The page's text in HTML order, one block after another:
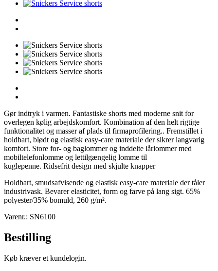
Gør indtryk i varmen. Fantastiske shorts med moderne snit for
overlegen kølig arbejdskomfort. Kombination af den helt rigtige
funktionalitet og masser af plads til firmaprofilering.. Fremstillet i
holdbart, blødt og elastisk easy-care materiale der sikrer langvarig
komfort. Store for- og baglommer og inddelte lårlommer med
mobiltelefonlomme og lettilgængelig lomme til
kuglepenne. Ridsefrit design med skjulte knapper
Holdbart, smudsafvisende og elastisk easy-care materiale der tåler
industrivask. Bevarer elasticitet, form og farve på lang sigt. 65%
polyester/35% bomuld, 260 g/m².
Varenr.: SN6100
Bestilling
Køb kræver et kundelogin.